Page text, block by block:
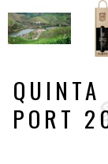
PORT